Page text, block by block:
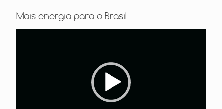
Mais energia para o Brasil